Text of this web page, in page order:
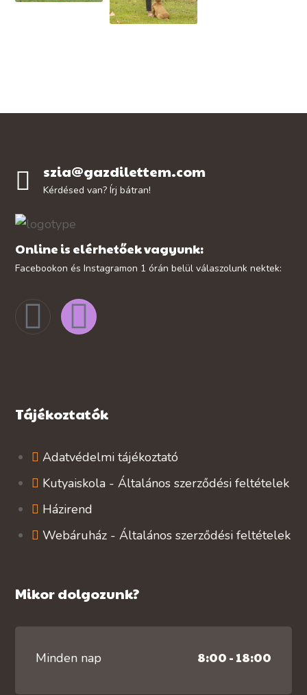
szia@gazdilettem.com
Kérdésed van? Írj bátran!
Online is elérhetőek vagyunk:
Facebookon és Instagramon 1 órán belül válaszolunk nektek:
Tájékoztatók
Adatvédelmi tájékoztató
Kutyaiskola - Általános szerződési feltételek
Házirend
Webáruház - Általános szerződési feltételek
Mikor dolgozunk?
Minden nap 8:00 - 18:00